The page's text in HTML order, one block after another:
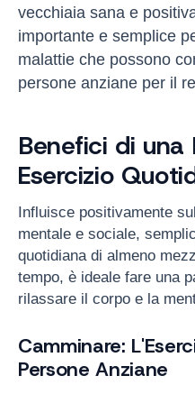
vecchiaia sana e
importante e semplice
malattie che possono
persone anziane per il
Benefici di una
Esercizio
Influisce positivamente
mentale e sociale,
quotidiana di almeno
tempo, è ideale fare una
rilassare il corpo e la
Camminare:
Persone Anziane